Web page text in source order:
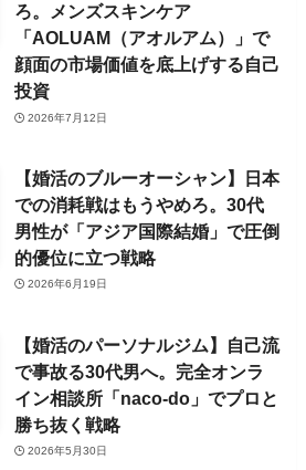
ろ。メンズスキンケア
「AOLUAM（アオルアム）」で
顔面の市場価値を底上げする自己
投資
2026年7月12日
【婚活のブルーオーシャン】日本
での消耗戦はもうやめろ。30代
男性が「アジア国際結婚」で圧倒
的優位に立つ戦略
2026年6月19日
【婚活のパーソナルジム】自己流
で事故る30代男へ。完全オンラ
イン相談所「naco-do」でプロと
勝ち抜く戦略
2026年5月30日